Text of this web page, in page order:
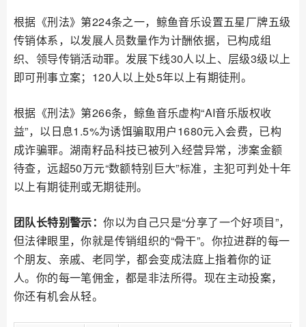
根据《刑法》第224条之一，鲸鱼音乐设置五星厂牌五级
传销体系，以发展人员数量作为计酬依据，已构成组
织、领导传销活动罪。发展下线30人以上、层级3级以上
即可刑事立案；120人以上处5年以上有期徒刑。
根据《刑法》第266条，鲸鱼音乐虚构“AI音乐版权收
益”，以日息1.5%为诱饵骗取用户1680元入会费，已构
成诈骗罪。湖南籽品科技已被列入经营异常，涉案金额
待查，远超50万元“数额特别巨大”标准，主犯可判处十年
以上有期徒刑或无期徒刑。
团队长特别警示：你以为自己只是“分享了一个好项目”，
但法律眼里，你就是传销组织的“骨干”。你拉进群的每一
个朋友、亲戚、老同学，都会变成法庭上指着你的证
人。你的每一笔佣金，都是非法所得。现在主动投案，
你还有机会从轻。